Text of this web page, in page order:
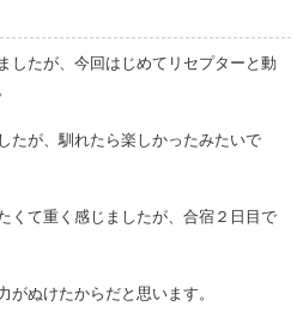
したが、今回はじめてリセプターと動
たが、馴れたら楽しかったみたいで
くて重く感じましたが、合宿２日目で
がぬけたからだと思います。